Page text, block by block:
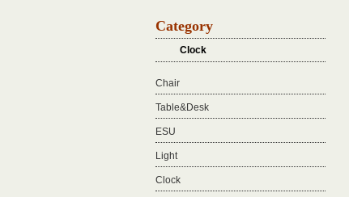
Category
Clock
Chair
Table&Desk
ESU
Light
Clock